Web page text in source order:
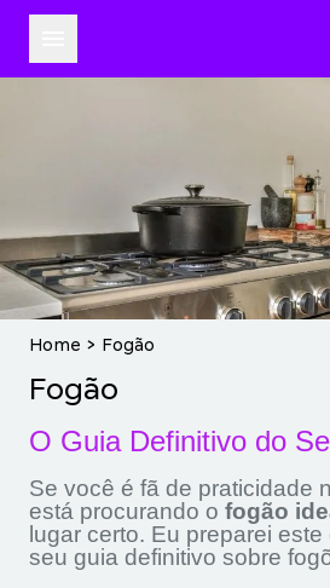
Home > Fogão
Fogão
O Guia Definitivo do
Se você é fã de praticidade
está procurando o fogão
lugar certo. Eu preparei
seu guia definitivo sobre